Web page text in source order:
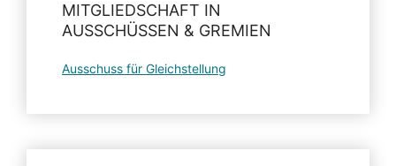
MITGLIEDSCHAFT IN
AUSSCHÜSSEN & GREMIEN
Ausschuss für Gleichstellung